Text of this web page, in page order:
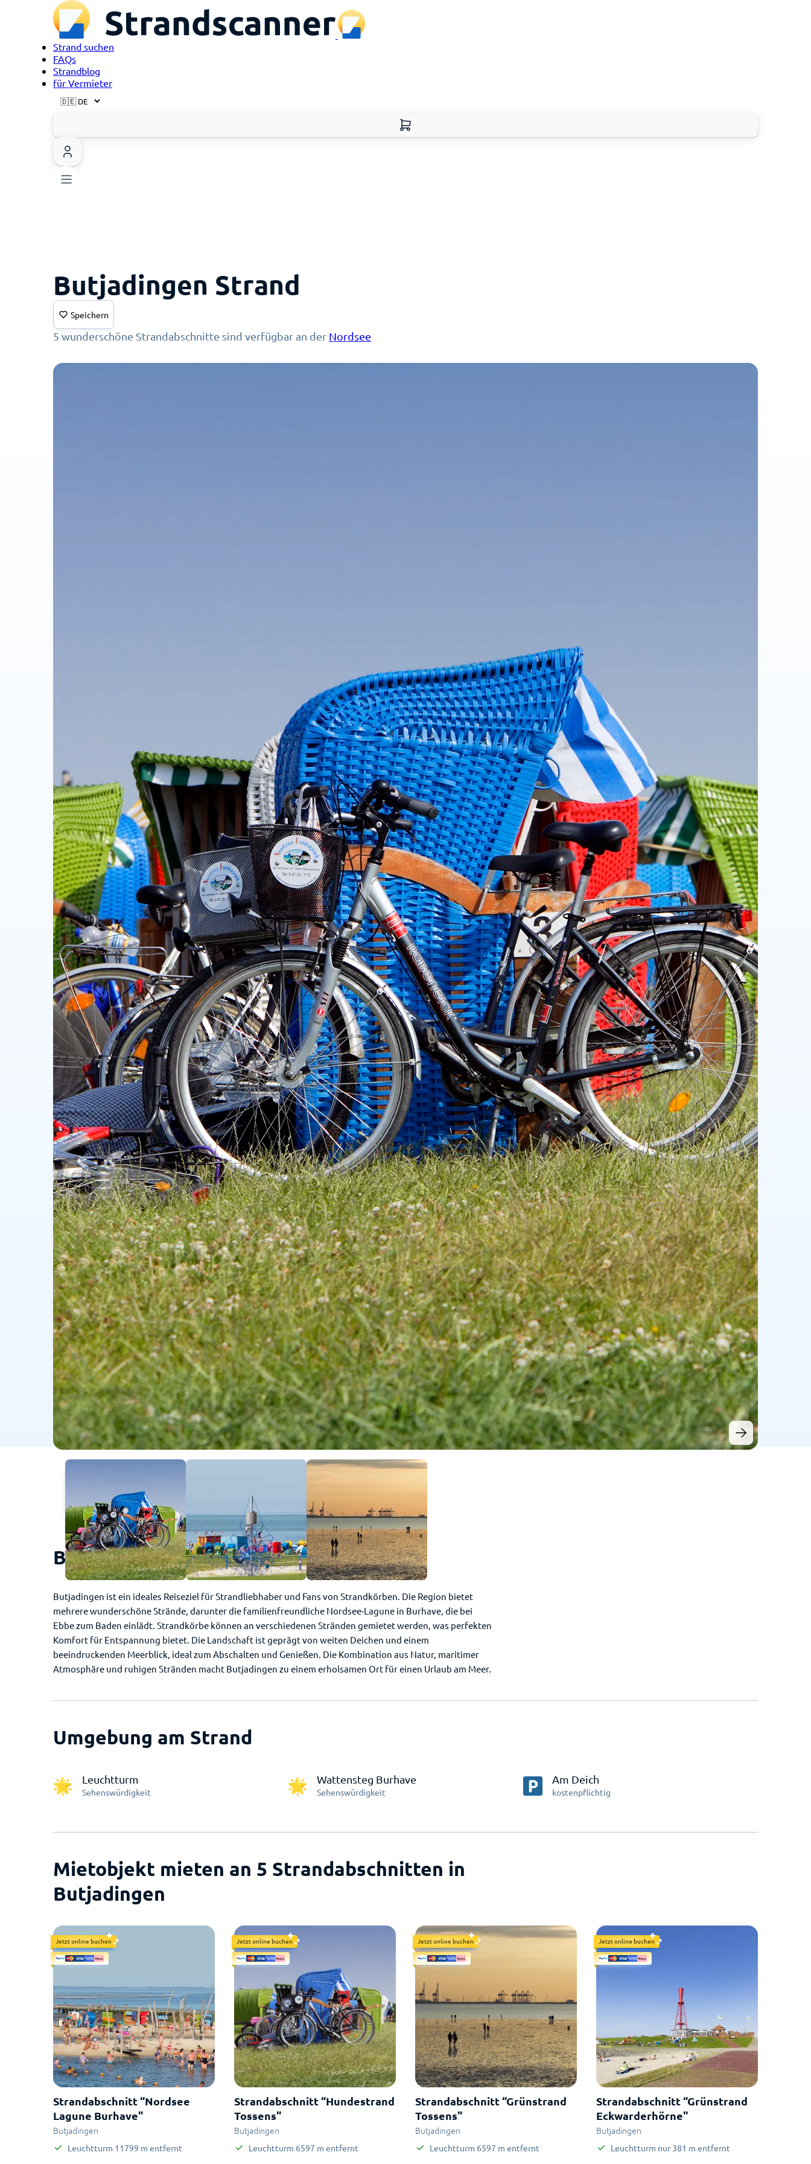
Strand suchen
FAQs
Strandblog
für Vermieter
Butjadingen Strand
Speichern
5 wunderschöne Strandabschnitte sind verfügbar an der Nordsee
Butjadingen - So sieht der Strand aus
Butjadingen ist ein ideales Reiseziel für Strandliebhaber und Fans von Strandkörben. Die Region bietet
mehrere wunderschöne Strände, darunter die familienfreundliche Nordsee-Lagune in Burhave, die bei
Ebbe zum Baden einlädt. Strandkörbe können an verschiedenen Stränden gemietet werden, was perfekten
Komfort für Entspannung bietet. Die Landschaft ist geprägt von weiten Deichen und einem
beeindruckenden Meerblick, ideal zum Abschalten und Genießen. Die Kombination aus Natur, maritimer
Atmosphäre und ruhigen Stränden macht Butjadingen zu einem erholsamen Ort für einen Urlaub am Meer.
Umgebung am Strand
Leuchtturm
Sehenswürdigkeit
Wattensteg Burhave
Sehenswürdigkeit
Am Deich
kostenpflichtig
Mietobjekt mieten an 5 Strandabschnitten in
Butjadingen
Strandabschnitt “Nordsee
Lagune Burhave"
Butjadingen
Jetzt online buchen
Leuchtturm 11799 m entfernt
Strandabschnitt “Hundestrand
Tossens"
Butjadingen
Jetzt online buchen
Leuchtturm 6597 m entfernt
Strandabschnitt “Grünstrand
Tossens"
Butjadingen
Jetzt online buchen
Leuchtturm 6597 m entfernt
Strandabschnitt “Grünstrand
Eckwarderhörne"
Butjadingen
Jetzt online buchen
Leuchtturm nur 381 m entfernt